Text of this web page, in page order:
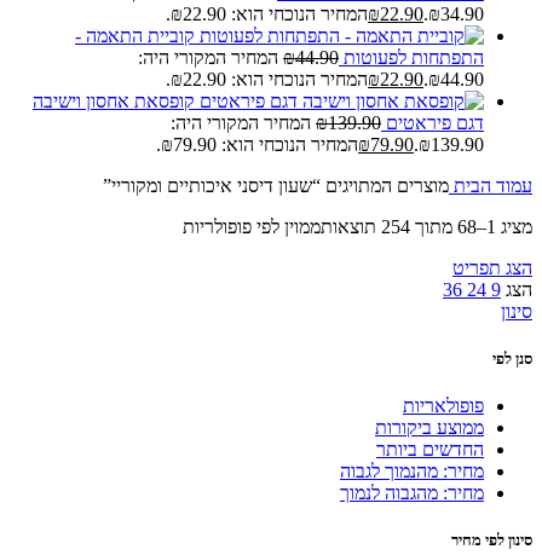
₪34.90.
₪22.90
המחיר הנוכחי הוא: ₪22.90.
קוביית התאמה -
התפתחות לפעוטות
₪44.90
המחיר המקורי היה:
₪44.90.
₪22.90
המחיר הנוכחי הוא: ₪22.90.
קופסאת אחסון וישיבה
דגם פיראטים
₪139.90
המחיר המקורי היה:
₪139.90.
₪79.90
המחיר הנוכחי הוא: ₪79.90.
עמוד הבית מוצרים המתויגים “שעון דיסני איכותיים ומקוריי”
מציג 1–68 מתוך 254 תוצאות
ממוין לפי פופולריות
הצג תפריט
הצג 9
24
36
סינון
סנן לפי
פופולאריות
ממוצע ביקורות
החדשים ביותר
מחיר: מהנמוך לגבוה
מחיר: מהגבוה לנמוך
סינון לפי מחיר